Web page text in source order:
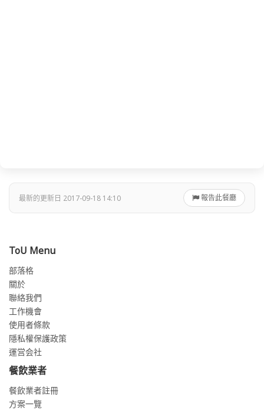
最新的更新日 2017-09-18 14:10 報告此餐廳
ToU Menu
部落格
關於
聯絡我們
工作機會
使用者條款
隱私權保護政策
運営会社
餐飲業者
餐飲業者註冊
方案一覽